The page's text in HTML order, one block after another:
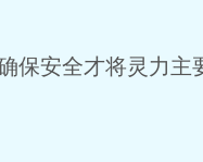
安全才将灵力主